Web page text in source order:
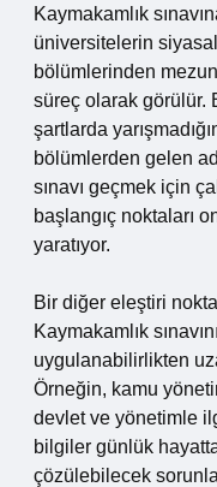
Kaymakamlık
üniversitelerin
bölümlerinden
süreç olarak görülür.
şartlarda
bölümlerden gelen
sınavı geçmek için
başlangıç noktaları
yaratıyor.
Bir diğer eleştiri
Kaymakamlık
uygulanabilirlikten
Örneğin, kamu
devlet ve yönetimle
bilgiler günlük
çözülebilecek